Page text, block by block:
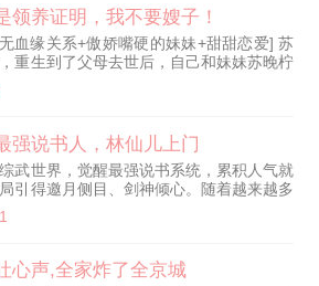
扫六国余孽，定百年国策。 紧接着，华
那群巅峰人物相继到来 军备升级、后勤体
报网不断延伸、经济起飞、基建铺开……
电骑横
领养证明，我不要嫂子！
血缘关系+傲娇嘴硬的妹妹+甜甜恋爱] 苏
重生到了父母去世后，自己和妹妹苏晚柠
同亲戚的那天。 前世，他们两兄妹就这
从此再没联系。 再见时，苏晚柠变成了
一世，苏晓发誓绝对不能让任何人夺走
。 当着所有人的面，苏晓自愿成为苏晚
，承担起照顾她的责任。 好消息：生活
爱又漂亮的妹妹。
强说书人，林仙儿上门
武世界，觉醒最强说书系统，累积人气就
引得邀月侧目、剑神倾心。随着越来越多
辛秘曝光，人气值疯狂暴涨，麻烦也接踵
他在这高手如云的综武世界，如何从说书
心声,全家炸了全京城